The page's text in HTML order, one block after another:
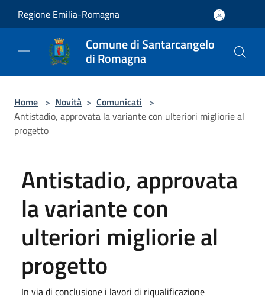
Regione Emilia-Romagna
Comune di Santarcangelo
di Romagna
Home > Novità > Comunicati >
Antistadio, approvata la variante con ulteriori migliorie al
progetto
Antistadio, approvata
la variante con
ulteriori migliorie al
progetto
In via di conclusione i lavori di riqualificazione